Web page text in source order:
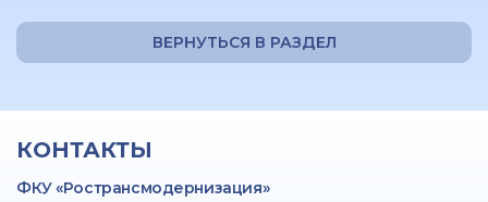
ВЕРНУТЬСЯ В РАЗДЕЛ
КОНТАКТЫ
ФКУ «Ространсмодернизация»